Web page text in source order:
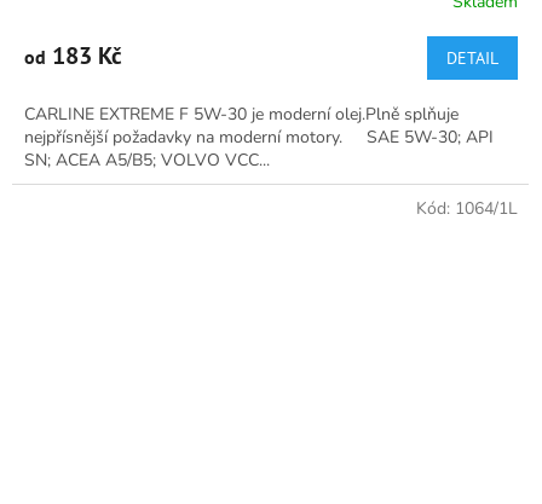
produktu
z
5
hvězdiček.
od 183 Kč DETAIL
CARLINE EXTREME F 5W-30 je moderní olej.Plně splňuje
nejpřísnější požadavky na moderní motory. SAE 5W-30; API
SN; ACEA A5/B5; VOLVO VCC...
Kód: 1064/1L